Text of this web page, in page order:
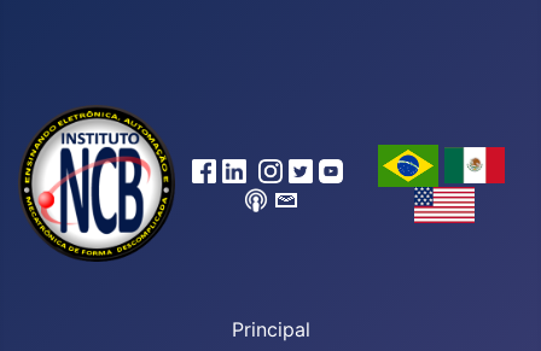
Principal